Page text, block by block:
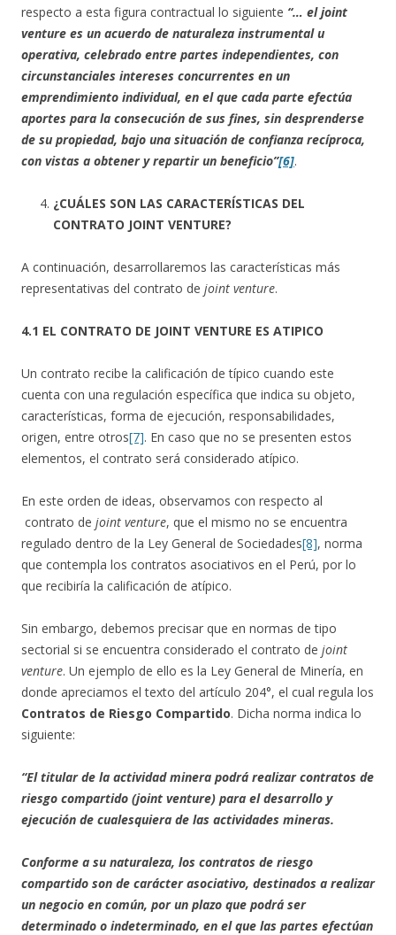
respecto a esta figura contractual lo siguiente “… el joint
venture es un acuerdo de naturaleza instrumental u
operativa, celebrado entre partes independientes, con
circunstanciales intereses concurrentes en un
emprendimiento individual, en el que cada parte efectúa
aportes para la consecución de sus fines, sin desprenderse
de su propiedad, bajo una situación de confianza recíproca,
con vistas a obtener y repartir un beneficio”[6].
¿CUÁLES SON LAS CARACTERÍSTICAS DEL
CONTRATO JOINT VENTURE?
A continuación, desarrollaremos las características más
representativas del contrato de joint venture.
4.1 EL CONTRATO DE JOINT VENTURE ES ATIPICO
Un contrato recibe la calificación de típico cuando este
cuenta con una regulación específica que indica su objeto,
características, forma de ejecución, responsabilidades,
origen, entre otros[7]. En caso que no se presenten estos
elementos, el contrato será considerado atípico.
En este orden de ideas, observamos con respecto al
contrato de joint venture, que el mismo no se encuentra
regulado dentro de la Ley General de Sociedades[8], norma
que contempla los contratos asociativos en el Perú, por lo
que recibiría la calificación de atípico.
Sin embargo, debemos precisar que en normas de tipo
sectorial si se encuentra considerado el contrato de joint
venture. Un ejemplo de ello es la Ley General de Minería, en
donde apreciamos el texto del artículo 204°, el cual regula los
Contratos de Riesgo Compartido. Dicha norma indica lo
siguiente:
“El titular de la actividad minera podrá realizar contratos de
riesgo compartido (joint venture) para el desarrollo y
ejecución de cualesquiera de las actividades mineras.
Conforme a su naturaleza, los contratos de riesgo
compartido son de carácter asociativo, destinados a realizar
un negocio en común, por un plazo que podrá ser
determinado o indeterminado, en el que las partes efectúan